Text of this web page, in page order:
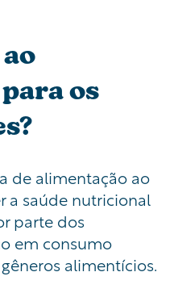
os
de alimentação ao
a saúde nutricional
parte dos
em consumo
alimentícios.